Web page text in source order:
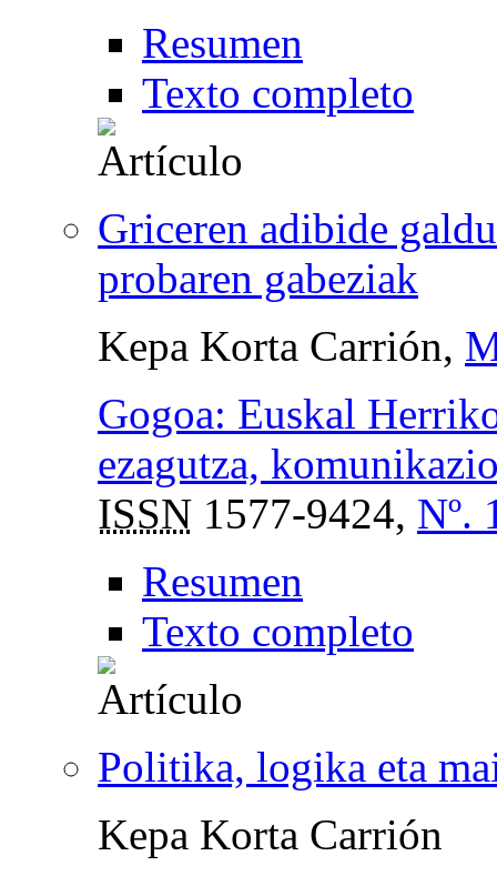
Resumen
Texto completo
Griceren adibide
probaren gabeziak
Kepa Korta Carrión,
Gogoa: Euskal
ezagutza,
ISSN 1577-9424, Nº.
Resumen
Texto completo
Politika, logika eta
Kepa Korta Carrión